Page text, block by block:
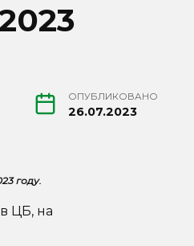
ОПУБЛИКОВАНО
26.07.2023
году.
ЦБ, на